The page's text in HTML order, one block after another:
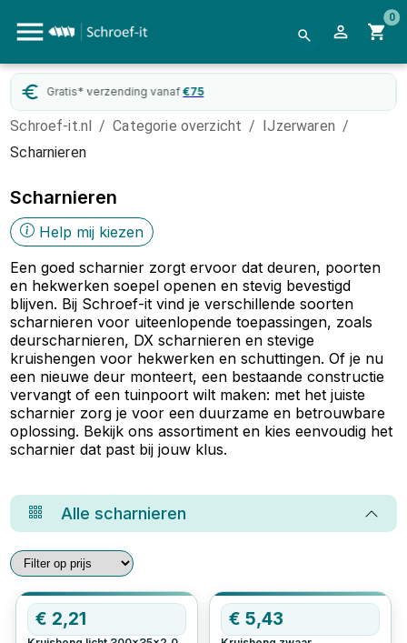
0
Gratis* verzending vanaf €75
Schroef-it.nl / Categorie overzicht / IJzerwaren /
Scharnieren
Scharnieren
Help mij kiezen
Een goed scharnier zorgt ervoor dat deuren, poorten
en hekwerken soepel openen en stevig bevestigd
blijven. Bij Schroef-it vind je verschillende soorten
scharnieren voor uiteenlopende toepassingen, zoals
deurscharnieren, DX scharnieren en stevige
kruishengen voor hekwerken en schuttingen. Of je nu
een nieuwe deur monteert, een bestaande constructie
vervangt of een tuinpoort wilt maken: met het juiste
scharnier zorg je voor een duurzame en betrouwbare
oplossing. Bekijk ons assortiment en kies eenvoudig het
scharnier dat past bij jouw klus.
Allescharnieren
€ 2,21 € 5,43